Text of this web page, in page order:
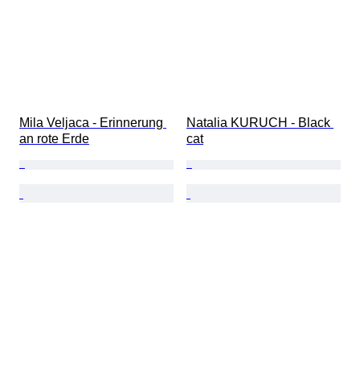
Mila Veljaca - Erinnerung
an rote Erde
Natalia KURUCH - Black
cat